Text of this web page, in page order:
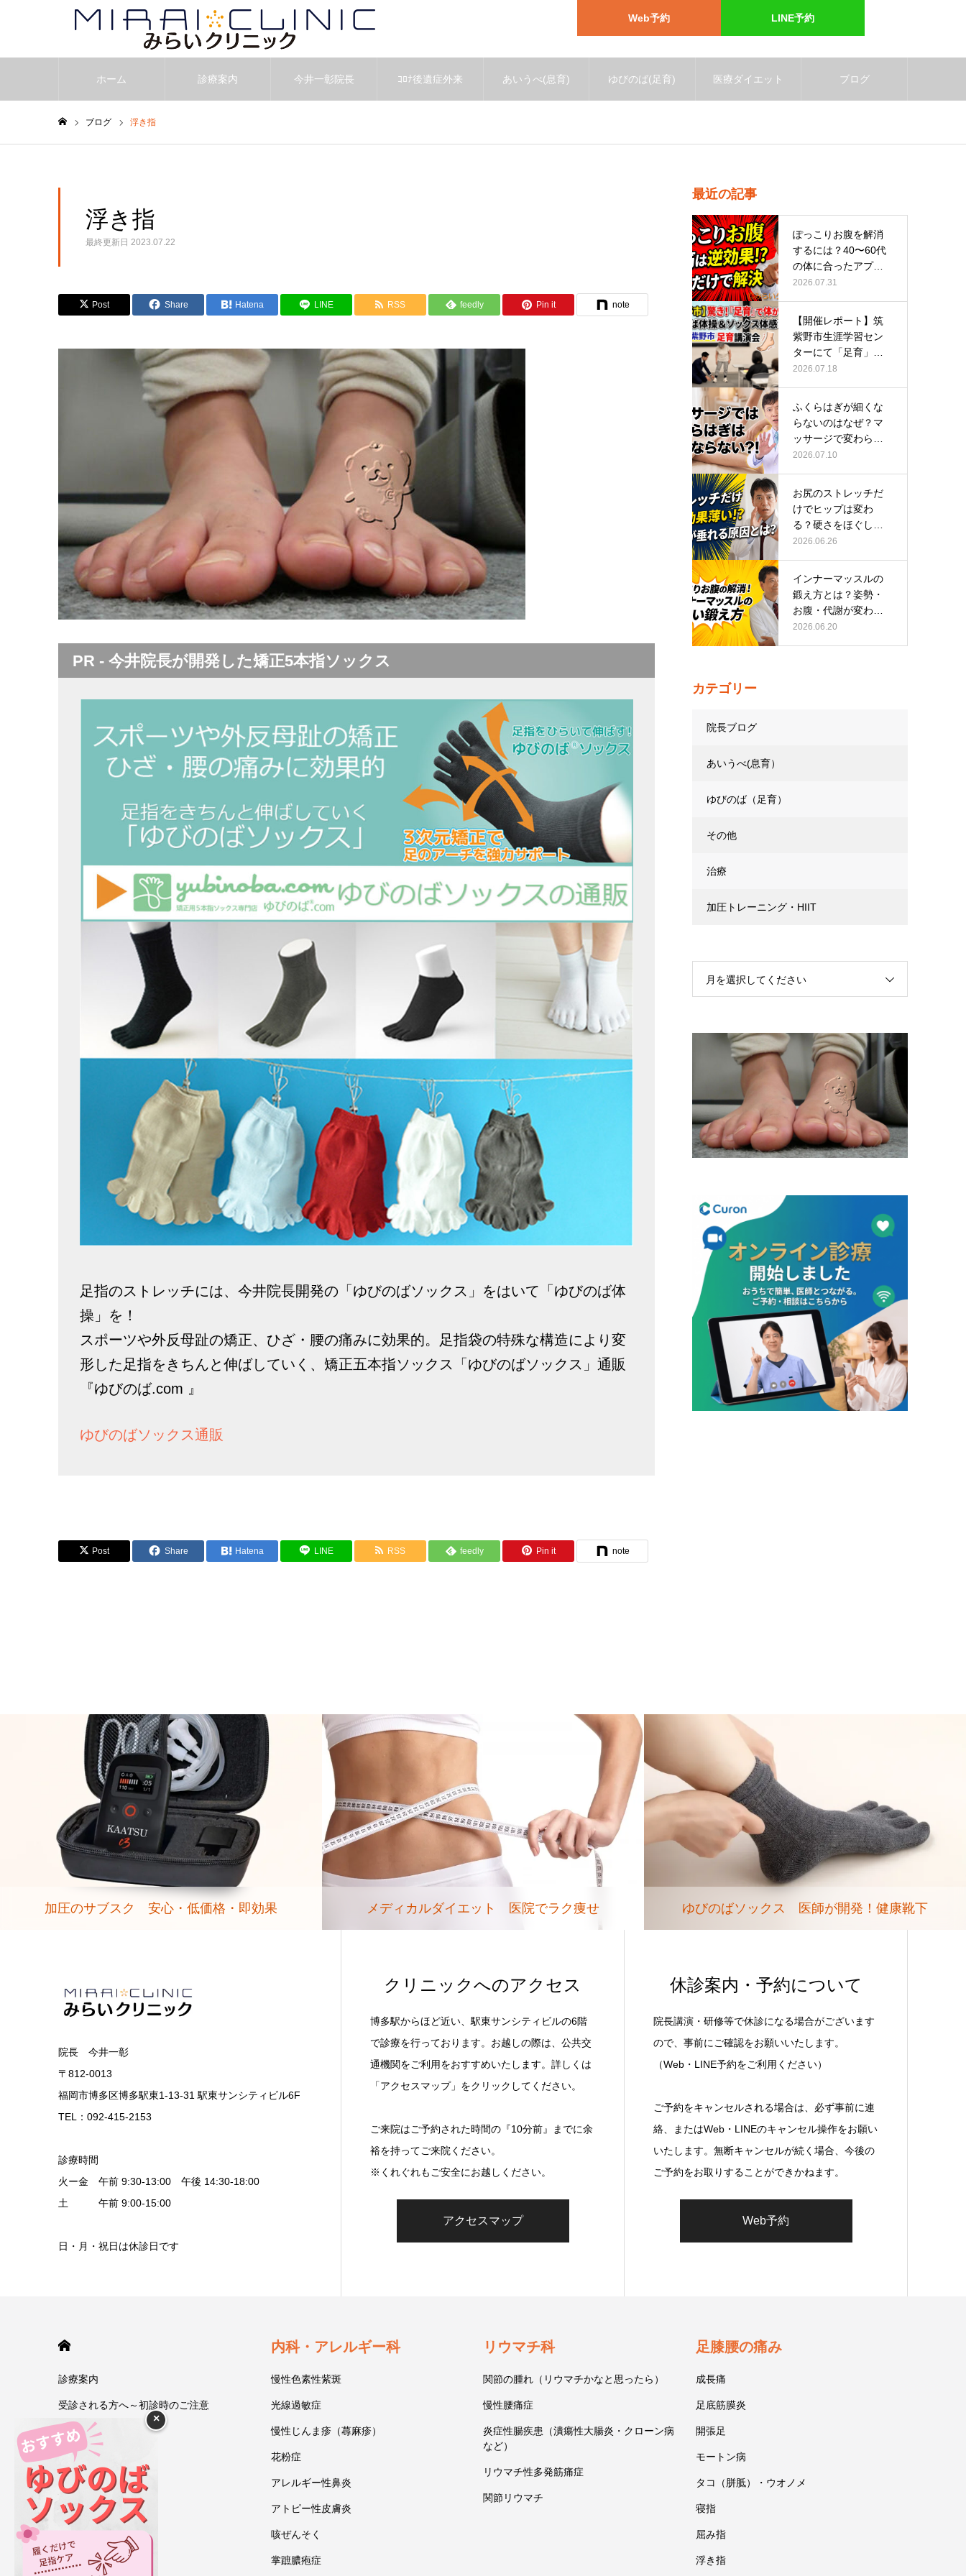
Web予約 LINE予約
ホーム 診療案内 今井一彰院長 ｺﾛﾅ後遺症外来 あいうべ(息育) ゆびのば(足育) 医療ダイエット ブログ
ブログ 浮き指
浮き指
最終更新日 2023.07.22
Post Share Hatena LINE RSS feedly Pin it note
PR - 今井院長が開発した矯正5本指ソックス
足指のストレッチには、今井院長開発の「ゆびのばソックス」をはいて「ゆびのば体
操」を！
スポーツや外反母趾の矯正、ひざ・腰の痛みに効果的。足指袋の特殊な構造により変
形した足指をきちんと伸ばしていく、矯正五本指ソックス「ゆびのばソックス」通販
『ゆびのば.com 』
ゆびのばソックス通販
Post Share Hatena LINE RSS feedly Pin it note
最近の記事
ぽっこりお腹を解消
するには？40〜60代
の体に合ったアプロ
ーチ
2026.07.31
【開催レポート】筑
紫野市生涯学習セン
ターにて「足育」講
演会に登壇し…
2026.07.18
ふくらはぎが細くな
らないのはなぜ？マ
ッサージで変わらな
い根本原因
2026.07.10
お尻のストレッチだ
けでヒップは変わ
る？硬さをほぐして
整える正しい方…
2026.06.26
インナーマッスルの
鍛え方とは？姿勢・
お腹・代謝が変わる
トレーニング…
2026.06.20
カテゴリー
院長ブログ
あいうべ(息育）
ゆびのば（足育）
その他
治療
加圧トレーニング・HIIT
月を選択してください
加圧のサブスク 安心・低価格・即効果 メディカルダイエット 医院でラク痩せ ゆびのばソックス 医師が開発！健康靴下
院長 今井一彰
〒812-0013
福岡市博多区博多駅東1-13-31 駅東サンシティビル6F
TEL：092-415-2153
診療時間
火ー金 午前 9:30-13:00 午後 14:30-18:00
土 午前 9:00-15:00
日・月・祝日は休診日です
クリニックへのアクセス
博多駅からほど近い、駅東サンシティビルの6階
で診療を行っております。お越しの際は、公共交
通機関をご利用をおすすめいたします。詳しくは
「アクセスマップ」をクリックしてください。
ご来院はご予約された時間の『10分前』までに余
裕を持ってご来院ください。
※くれぐれもご安全にお越しください。
アクセスマップ
休診案内・予約について
院長講演・研修等で休診になる場合がございます
ので、事前にご確認をお願いいたします。
（Web・LINE予約をご利用ください）
ご予約をキャンセルされる場合は、必ず事前に連
絡、またはWeb・LINEのキャンセル操作をお願い
いたします。無断キャンセルが続く場合、今後の
ご予約をお取りすることができかねます。
Web予約
診療案内
受診される方へ～初診時のご注意
今井一彰 院長紹介
あいうべ体操
ゆびのば体操
ブログ
アクセス・地図
お問い合わせ
内科・アレルギー科
慢性色素性紫斑
光線過敏症
慢性じんま疹（蕁麻疹）
花粉症
アレルギー性鼻炎
アトピー性皮膚炎
咳ぜんそく
掌蹠膿疱症
リウマチ科
関節の腫れ（リウマチかなと思ったら）
慢性腰痛症
炎症性腸疾患（潰瘍性大腸炎・クローン病
など）
リウマチ性多発筋痛症
関節リウマチ
足膝腰の痛み
成長痛
足底筋膜炎
開張足
モートン病
タコ（胼胝）・ウオノメ
寝指
屈み指
浮き指
×